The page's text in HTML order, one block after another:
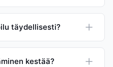
täydellisesti?
kestää?